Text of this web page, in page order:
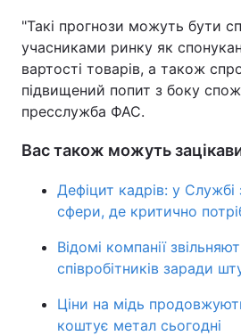
"Такі прогнози можуть бути
учасниками ринку як
вартості товарів, а також
підвищений попит з боку
пресслужба ФАС.
Вас також можуть
Дефіцит кадрів: у Службі
сфери, де критично
Відомі компанії
співробітників заради
Ціни на мідь
коштує метал сьогодні